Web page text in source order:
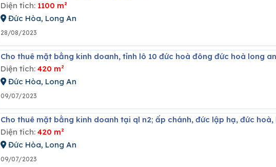
Diện tích: 1100 m²
Đức Hòa, Long An
28/08/2023
Cho thuê mặt bằng kinh doanh, tỉnh lô 10 đức hoà đông đức hoà long an
Diện tích: 420 m²
Đức Hòa, Long An
09/07/2023
Cho thuê mặt bằng kinh doanh tại ql n2; ấp chánh, đức lập hạ, đức hoà,
Diện tích: 420 m²
Đức Hòa, Long An
09/07/2023